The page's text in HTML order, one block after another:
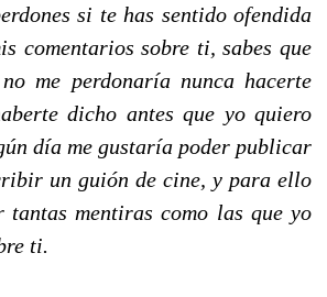
si te has sentido ofendida
comentarios sobre ti, sabes que
me perdonaría nunca hacerte
dicho antes que yo quiero
día me gustaría poder publicar
un guión de cine, y para ello
tantas mentiras como las que yo
ti.